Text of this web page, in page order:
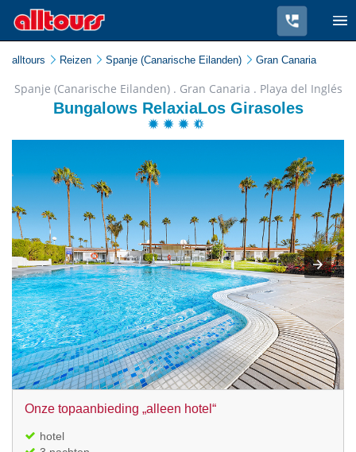
alltours Reizen Spanje (Canarische Eilanden) Gran Canaria
Spanje (Canarische Eilanden) . Gran Canaria . Playa del Inglés
Bungalows RelaxiaLos Girasoles
Onze topaanbieding „alleen hotel“
hotel